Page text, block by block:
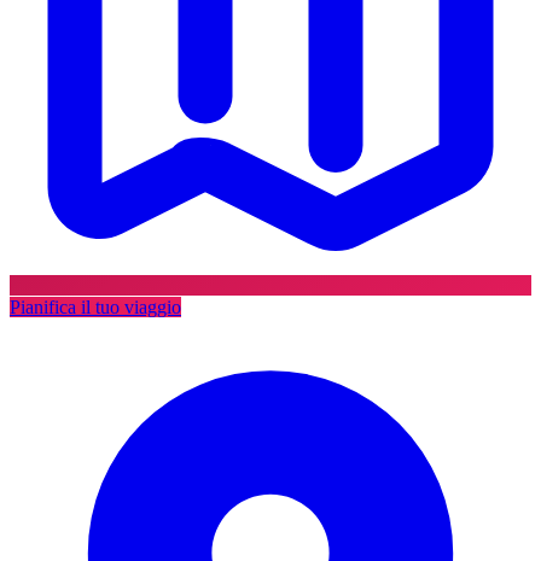
Pianifica il tuo viaggio